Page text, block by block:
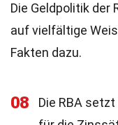
Die Geldpolitik
auf vielfältige
Fakten dazu.
08
Die RBA